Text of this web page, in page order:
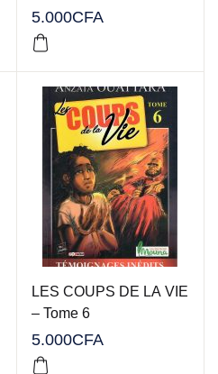
5.000CFA
LES COUPS DE LA VIE
– Tome 6
5.000CFA